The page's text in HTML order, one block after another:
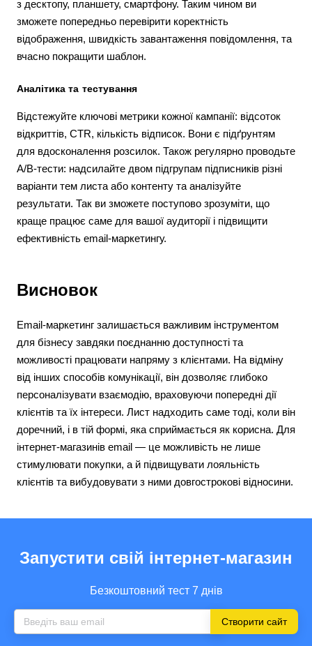
з десктопу, планшету, смартфону. Таким чином ви
зможете попередньо перевірити коректність
відображення, швидкість завантаження повідомлення, та
вчасно покращити шаблон.
Аналітика та тестування
Відстежуйте ключові метрики кожної кампанії: відсоток
відкриттів, CTR, кількість відписок. Вони є підґрунтям
для вдосконалення розсилок. Також регулярно проводьте
A/B-тести: надсилайте двом підгрупам підписників різні
варіанти тем листа або контенту та аналізуйте
результати. Так ви зможете поступово зрозуміти, що
краще працює саме для вашої аудиторії і підвищити
ефективність email-маркетингу.
Висновок
Email-маркетинг залишається важливим інструментом
для бізнесу завдяки поєднанню доступності та
можливості працювати напряму з клієнтами. На відміну
від інших способів комунікації, він дозволяє глибоко
персоналізувати взаємодію, враховуючи попередні дії
клієнтів та їх інтереси. Лист надходить саме тоді, коли він
доречний, і в тій формі, яка сприймається як корисна. Для
інтернет-магазинів email — це можливість не лише
стимулювати покупки, а й підвищувати лояльність
клієнтів та вибудовувати з ними довгострокові відносини.
Запустити свій інтернет-магазин
Безкоштовний тест 7 днів
Створити сайт